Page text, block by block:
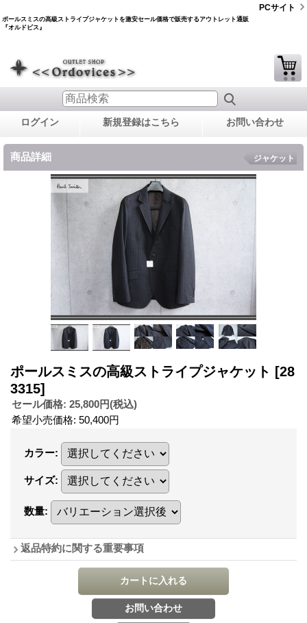
ポールスミスの高級ストライプジャケットを激安セール価格で販売するアウトレット通販
『オルドビス』
PCサイト
ログイン 新規登録はこちら お問い合わせ
商品詳細 ジャケット
ポールスミスの高級ストライプジャケット [28
3315]
セール価格: 25,800円(税込)
希望小売価格: 50,400円
カラー:
サイズ:
数量:
返品特約に関する重要事項